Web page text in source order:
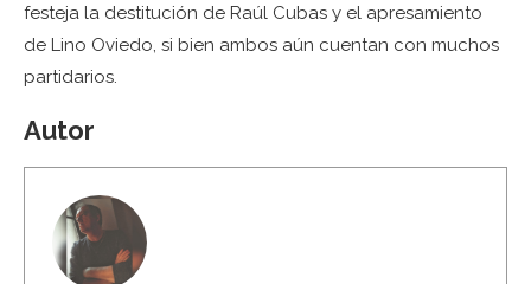
festeja la destitución de Raúl Cubas y el apresamiento
de Lino Oviedo, si bien ambos aún cuentan con muchos
partidarios.
Autor